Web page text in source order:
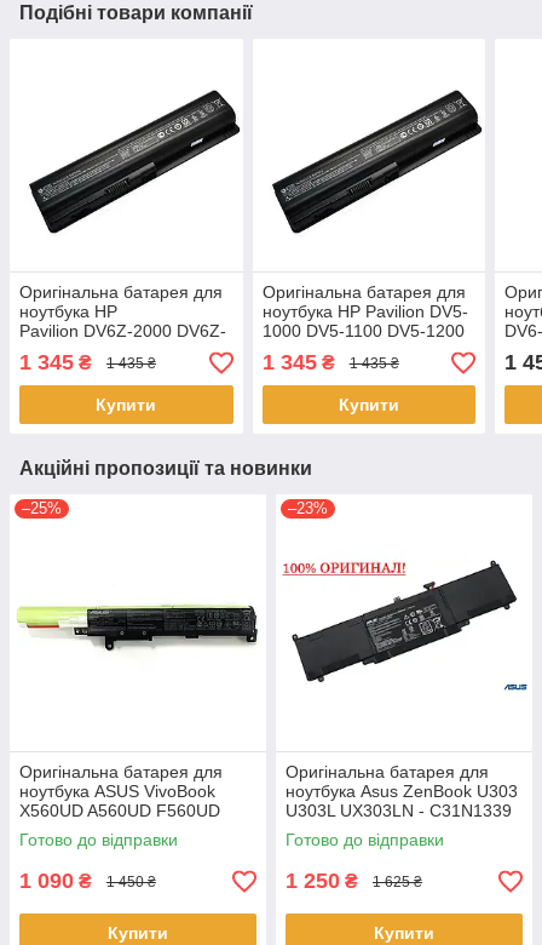
Подібні товари компанії
Оригінальна батарея для
ноутбука HP
Pavilion DV6Z-2000 DV6Z-
2100 EV06
1 345 ₴ 1 435 ₴
Купити
Оригінальна батарея для
ноутбука HP Pavilion DV5-
1000 DV5-1100 DV5-1200
EV06
1 345₴ 1 435 ₴
Купити
1
Акційні пропозиції та новинки
–25%
Оригінальна батарея для
ноутбука ASUS VivoBook
X560UD A560UD F560UD
K560UD R562UD - A31N1730
Готово до відправки
1 090 ₴ 1 450 ₴
Купити
–23%
Оригінальна батарея для
ноутбука Asus ZenBook U303
U303L UX303LN - C31N1339
(+11.31 V 50Wh) АКБ
Готово до відправки
1 250 ₴ 1 625 ₴
Купити